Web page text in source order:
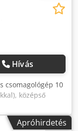
Hívás
csomagológép 10
középső
hegesztéssel
ecet stb.)
PLC és
Apróhirdetés